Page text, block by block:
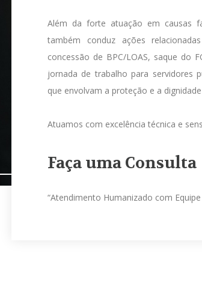
Além da forte atuação em causas
também conduz ações
concessão de BPC/LOAS, saque do
jornada de trabalho para servidores
que envolvam a proteção e a
Atuamos com excelência técnica e
Faça uma Consulta
“Atendimento Humanizado com